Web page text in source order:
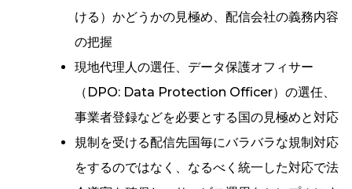
ける）かどうかの見極め、配信会社の義務内容
の把握
現地代理人の選任、データ保護オフィサー
（DPO: Data Protection Officer）の選任、
事業者登録などを必要とする国の見極めと対応
規制を受ける配信先国毎にバラバラな規制対応
をするのではなく、なるべく統一した対応で法